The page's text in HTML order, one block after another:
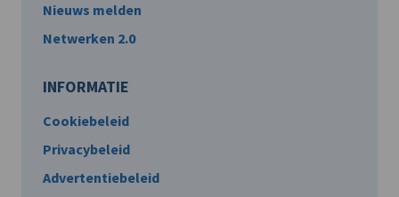
Nieuws melden
Netwerken 2.0
INFORMATIE
Cookiebeleid
Privacybeleid
Advertentiebeleid